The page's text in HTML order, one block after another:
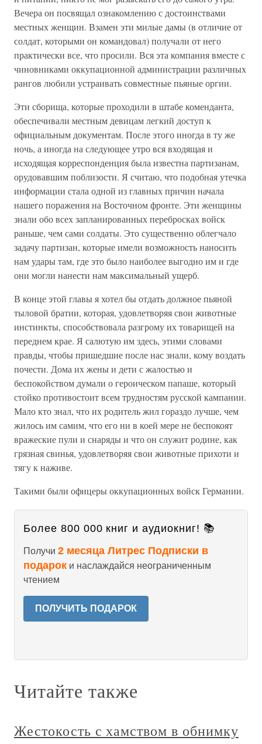
Вечера он посвящал ознакомлению с достоинствами
местных женщин. Взамен эти милые дамы (в отличие от
солдат, которыми он командовал) получали от него
практически все, что просили. Вся эта компания вместе с
чиновниками оккупационной администрации различных
рангов любили устраивать совместные пьяные оргии.
Эти сборища, которые проходили в штабе коменданта,
обеспечивали местным девицам легкий доступ к
официальным документам. После этого иногда в ту же
ночь, а иногда на следующее утро вся входящая и
исходящая корреспонденция была известна партизанам,
орудовавшим поблизости. Я считаю, что подобная утечка
информации стала одной из главных причин начала
нашего поражения на Восточном фронте. Эти женщины
знали обо всех запланированных перебросках войск
раньше, чем сами солдаты. Это существенно облегчало
задачу партизан, которые имели возможность наносить
нам удары там, где это было наиболее выгодно им и где
они могли нанести нам максимальный ущерб.
В конце этой главы я хотел бы отдать должное пьяной
тыловой братии, которая, удовлетворяя свои животные
инстинкты, способствовала разгрому их товарищей на
переднем крае. Я салютую им здесь, этими словами
правды, чтобы пришедшие после нас знали, кому воздать
почести. Дома их жены и дети с жалостью и
беспокойством думали о героическом папаше, который
стойко противостоит всем трудностям русской кампании.
Мало кто знал, что их родитель жил гораздо лучше, чем
жилось им самим, что его ни в коей мере не беспокоят
вражеские пули и снаряды и что он служит родине, как
грязная свинья, удовлетворяя свои животные прихоти и
тягу к наживе.
Такими были офицеры оккупационных войск Германии.
Более 800 000 книг и аудиокниг! 📚
Получи 2 месяца Литрес Подписки в
подарок и наслаждайся неограниченным
чтением
ПОЛУЧИТЬ ПОДАРОК
Читайте также
Жестокость с хамством в обнимку